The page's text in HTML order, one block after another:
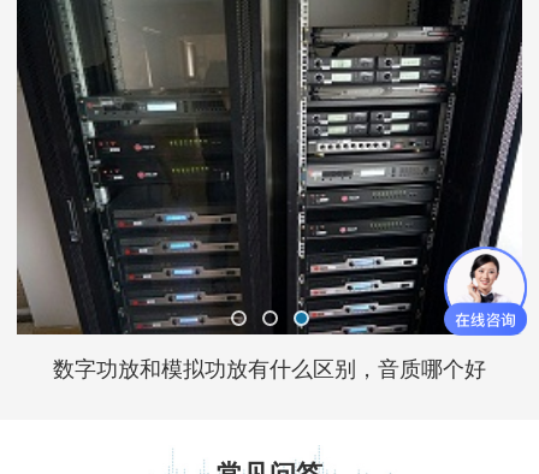
数字功放和模拟功放有什么区别，音质哪个好